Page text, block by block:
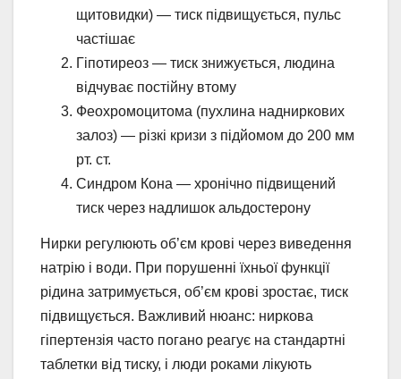
щитовидки) — тиск підвищується, пульс
частішає
Гіпотиреоз — тиск знижується, людина
відчуває постійну втому
Феохромоцитома (пухлина надниркових
залоз) — різкі кризи з підйомом до 200 мм
рт. ст.
Синдром Кона — хронічно підвищений
тиск через надлишок альдостерону
Нирки регулюють об’єм крові через виведення
натрію і води. При порушенні їхньої функції
рідина затримується, об’єм крові зростає, тиск
підвищується. Важливий нюанс: ниркова
гіпертензія часто погано реагує на стандартні
таблетки від тиску, і люди роками лікують